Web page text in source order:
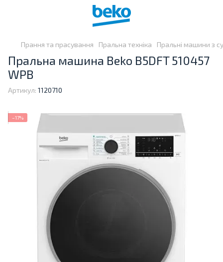
Прання та прасування Пральна техніка Пральні машини з
Пральна машина Beko B5DFT 510457
WPB
Артикул: 1120710
−17%